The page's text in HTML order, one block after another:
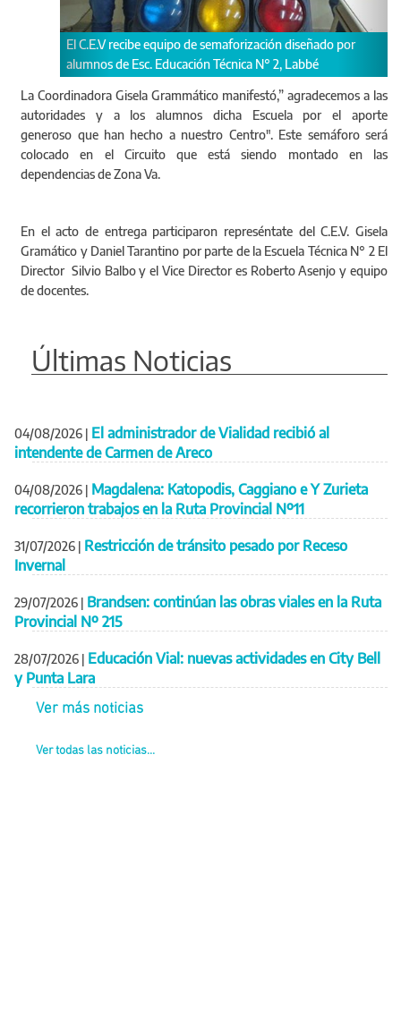
El C.E.V recibe equipo de semaforización diseñado por
alumnos de Esc. Educación Técnica N° 2, Labbé
La Coordinadora Gisela Grammático manifestó,” agradecemos a las
autoridades y a los alumnos dicha Escuela por el aporte
generoso que han hecho a nuestro Centro". Este semáforo será
colocado en el Circuito que está siendo montado en las
dependencias de Zona Va.
En el acto de entrega participaron represéntate del C.E.V. Gisela
Gramático y Daniel Tarantino por parte de la Escuela Técnica N° 2 El
Director Silvio Balbo y el Vice Director es Roberto Asenjo y equipo
de docentes.
Últimas Noticias
04/08/2026 | El administrador de Vialidad recibió al
intendente de Carmen de Areco
04/08/2026 | Magdalena: Katopodis, Caggiano e Y Zurieta
recorrieron trabajos en la Ruta Provincial Nº11
31/07/2026 | Restricción de tránsito pesado por Receso
Invernal
29/07/2026 | Brandsen: continúan las obras viales en la Ruta
Provincial Nº 215
28/07/2026 | Educación Vial: nuevas actividades en City Bell
y Punta Lara
Ver más noticias
Ver todas las noticias...